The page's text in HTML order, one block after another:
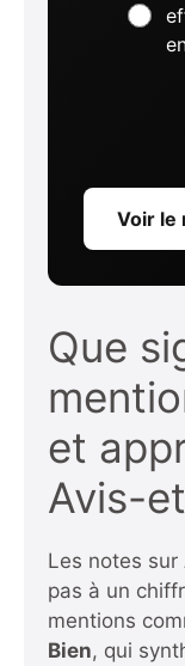
Voir le
Que
et
Avis-
Les notes
pas à un
mentions
Bien, qui